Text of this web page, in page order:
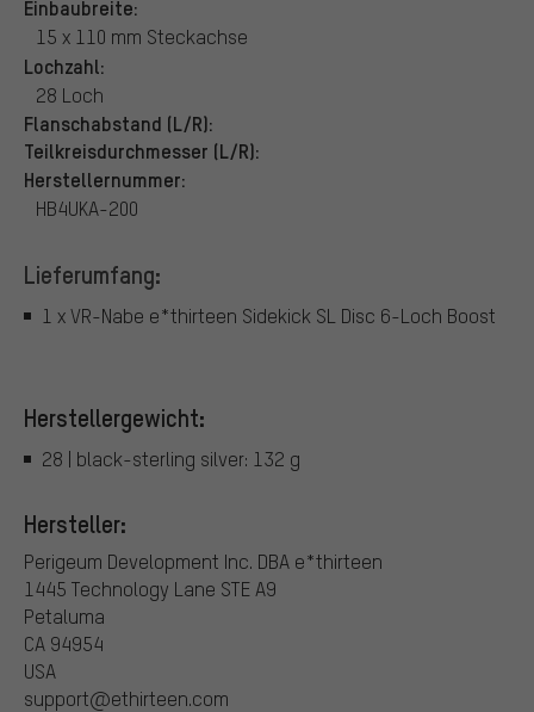
Einbaubreite:
15 x 110 mm Steckachse
Lochzahl:
28 Loch
Flanschabstand (L/R):
Teilkreisdurchmesser (L/R):
Herstellernummer:
HB4UKA-200
Lieferumfang:
1 x VR-Nabe e*thirteen Sidekick SL Disc 6-Loch Boost
Herstellergewicht:
28 | black-sterling silver: 132 g
Hersteller:
Perigeum Development Inc. DBA e*thirteen
1445 Technology Lane STE A9
Petaluma
CA 94954
USA
support@ethirteen.com